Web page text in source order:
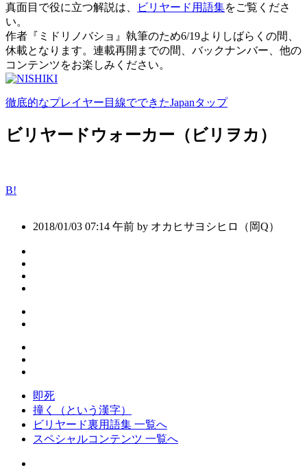
真面目で役に立つ解説は、
ビリヤード用語集をご覧くださ
い。
作者『ミドリノバショ』執筆のため6/19よりしばらくの間、
休載となります。連載再開までの間、バックナンバー、他の
コンテンツをお楽しみください。
徹底的なプレイヤー目線でできたJapanタップ
ビリヤードウォーカー（ビリヲカ）
B!
2018/01/03 07:14 午前 by オカヒサヨシヒロ（岡Q）
即死
撞く（という漢字）
ビリヤード裏用語集 一覧へ
スペシャルコンテンツ 一覧へ